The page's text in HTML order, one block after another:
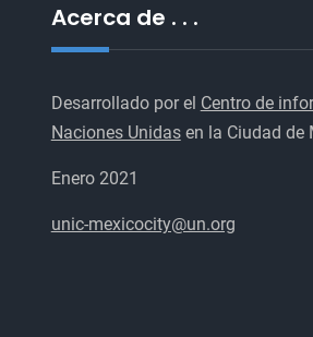
Acerca de . . .
Desarrollado por el Centro de
Naciones Unidasen la Ciudad de
Enero 2021
unic-mexicocity@un.org